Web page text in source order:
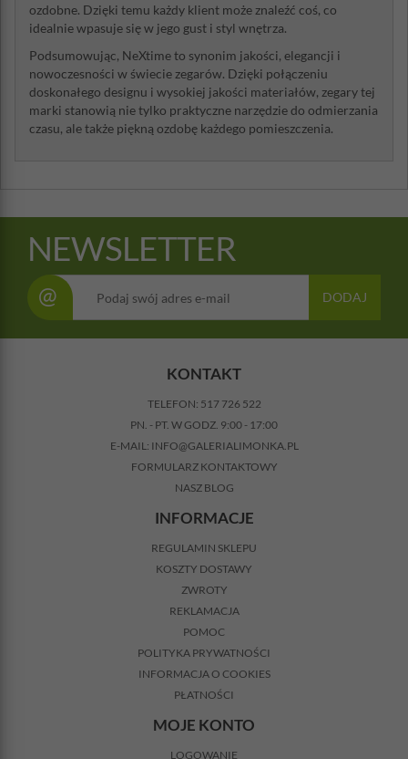
ozdobne. Dzięki temu każdy klient może znaleźć coś, co
idealnie wpasuje się w jego gust i styl wnętrza.
Podsumowując, NeXtime to synonim jakości, elegancji i
nowoczesności w świecie zegarów. Dzięki połączeniu
doskonałego designu i wysokiej jakości materiałów, zegary tej
marki stanowią nie tylko praktyczne narzędzie do odmierzania
czasu, ale także piękną ozdobę każdego pomieszczenia.
NEWSLETTER
@ DODAJ
KONTAKT
TELEFON: 517 726 522
PN. - PT. W GODZ. 9:00 - 17:00
E-MAIL: INFO@GALERIALIMONKA.PL
FORMULARZ KONTAKTOWY
NASZ BLOG
INFORMACJE
REGULAMIN SKLEPU
KOSZTY DOSTAWY
ZWROTY
REKLAMACJA
POMOC
POLITYKA PRYWATNOŚCI
INFORMACJA O COOKIES
PŁATNOŚCI
MOJE KONTO
LOGOWANIE